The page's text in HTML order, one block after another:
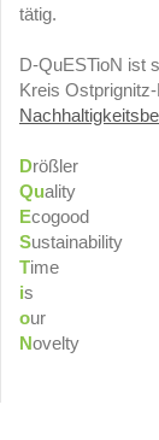
tätig.
D-QuESTioN ist
Kreis
Drößler
Quality
Ecogood
Sustainability
Time
is
our
Novelty